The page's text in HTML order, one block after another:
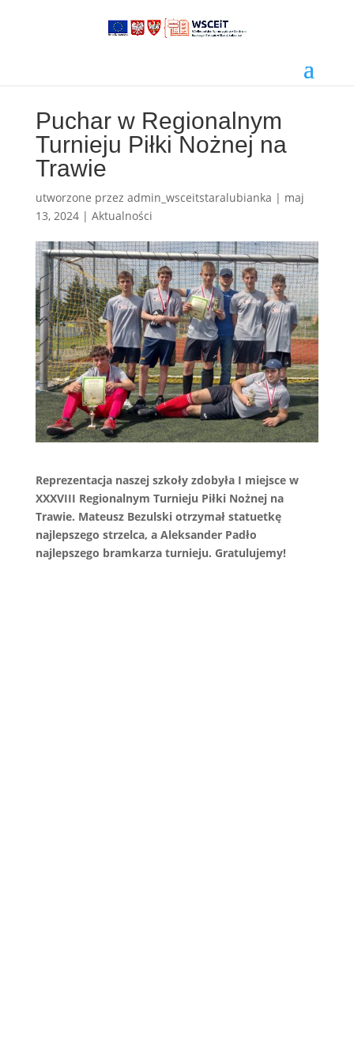
Puchar w Regionalnym
Turnieju Piłki Nożnej na
Trawie
utworzone przez admin_wsceitstaralubianka | maj
13, 2024| Aktualności
Reprezentacja naszej szkoły zdobyła I miejsce w
XXXVIII Regionalnym Turnieju Piłki Nożnej na
Trawie. Mateusz Bezulski otrzymał statuetkę
najlepszego strzelca, a Aleksander Padło
najlepszego bramkarza turnieju. Gratulujemy!